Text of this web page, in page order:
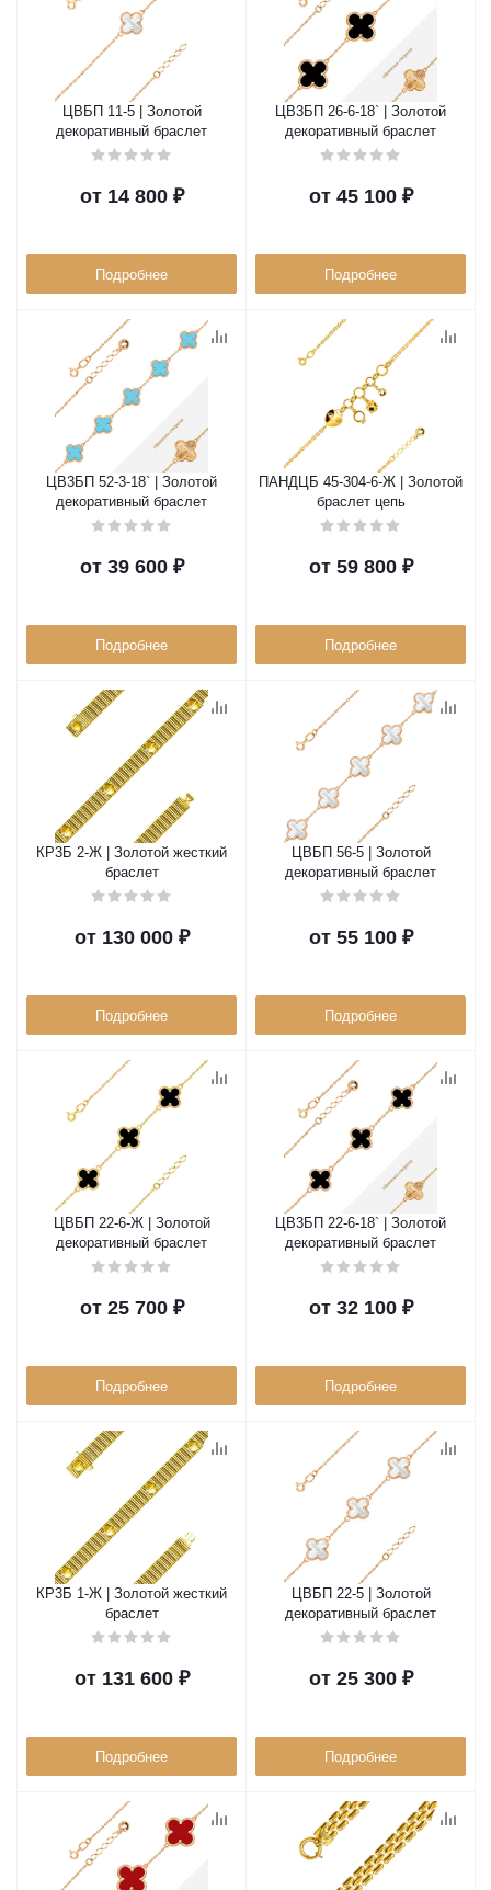
ЦВБП 11-5 | Золотой
декоративный браслет
от 14 800 ₽
Подробнее
ЦВ3БП 26-6-18` | Золотой
декоративный браслет
от 45 100 ₽
Подробнее
ЦВ3БП 52-3-18` | Золотой
декоративный браслет
от 39 600 ₽
Подробнее
ПАНДЦБ 45-304-6-Ж | Золотой
браслет цепь
от 59 800 ₽
Подробнее
КР3Б 2-Ж | Золотой жесткий
браслет
от 130 000 ₽
Подробнее
ЦВБП 56-5 | Золотой
декоративный браслет
от 55 100 ₽
Подробнее
ЦВБП 22-6-Ж | Золотой
декоративный браслет
от 25 700 ₽
Подробнее
ЦВ3БП 22-6-18` | Золотой
декоративный браслет
от 32 100 ₽
Подробнее
КР3Б 1-Ж | Золотой жесткий
браслет
от 131 600 ₽
Подробнее
ЦВБП 22-5 | Золотой
декоративный браслет
от 25 300 ₽
Подробнее